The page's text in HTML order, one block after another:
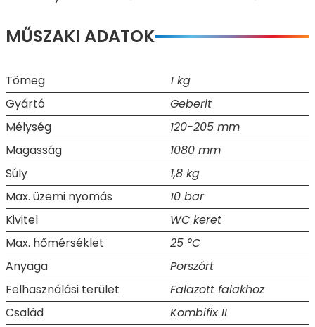
MŰSZAKI ADATOK
Tömeg
1 kg
Gyártó
Geberit
Mélység
120-205 mm
Magasság
1080 mm
Súly
1,8 kg
Max. üzemi nyomás
10 bar
Kivitel
WC keret
Max. hőmérséklet
25 °C
Anyaga
Porszórt
Felhasználási terület
Falazott falakhoz
Család
Kombifix II